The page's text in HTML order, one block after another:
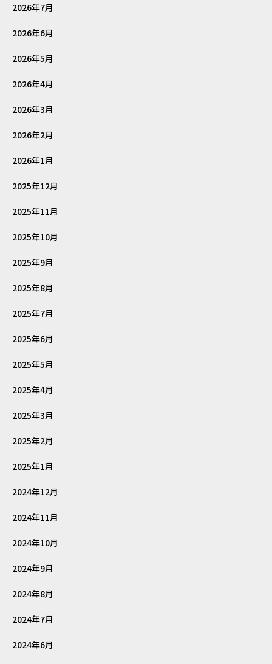
2026年7月
2026年6月
2026年5月
2026年4月
2026年3月
2026年2月
2026年1月
2025年12月
2025年11月
2025年10月
2025年9月
2025年8月
2025年7月
2025年6月
2025年5月
2025年4月
2025年3月
2025年2月
2025年1月
2024年12月
2024年11月
2024年10月
2024年9月
2024年8月
2024年7月
2024年6月